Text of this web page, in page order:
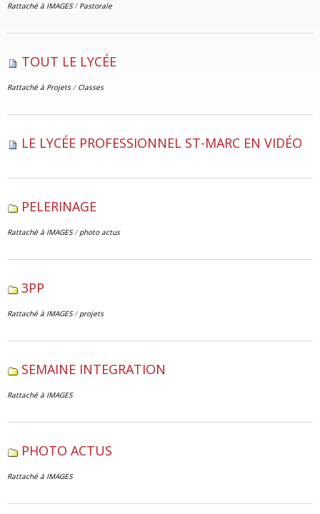
Rattaché à IMAGES / Pastorale
TOUT LE LYCÉE
Rattaché à Projets / Classes
LE LYCÉE PROFESSIONNEL ST-MARC EN VIDÉO
PELERINAGE
Rattaché à IMAGES / photo actus
3PP
Rattaché à IMAGES / projets
SEMAINE INTEGRATION
Rattaché à IMAGES
PHOTO ACTUS
Rattaché à IMAGES